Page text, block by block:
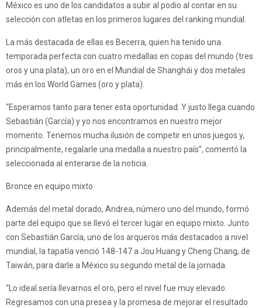
México es uno de los candidatos a subir al podio al contar en su
selección con atletas en los primeros lugares del ranking mundial.
La más destacada de ellas es Becerra, quien ha tenido una
temporada perfecta con cuatro medallas en copas del mundo (tres
oros y una plata), un oro en el Mundial de Shanghái y dos metales
más en los World Games (oro y plata).
“Esperamos tanto para tener esta oportunidad. Y justo llega cuando
Sebastián (García) y yo nos encontramos en nuestro mejor
momento. Tenemos mucha ilusión de competir en unos juegos y,
principalmente, regalarle una medalla a nuestro país”, comentó la
seleccionada al enterarse de la noticia.
Bronce en equipo mixto
Además del metal dorado, Andrea, número uno del mundo, formó
parte del equipo que se llevó el tercer lugar en equipo mixto. Junto
con Sebastián García, uno de los arqueros más destacados a nivel
mundial, la tapatía venció 148-147 a Jou Huang y Cheng Chang, de
Taiwán, para darle a México su segundo metal de la jornada.
“Lo ideal sería llevarnos el oro, pero el nivel fue muy elevado.
Regresamos con una presea y la promesa de mejorar el resultado